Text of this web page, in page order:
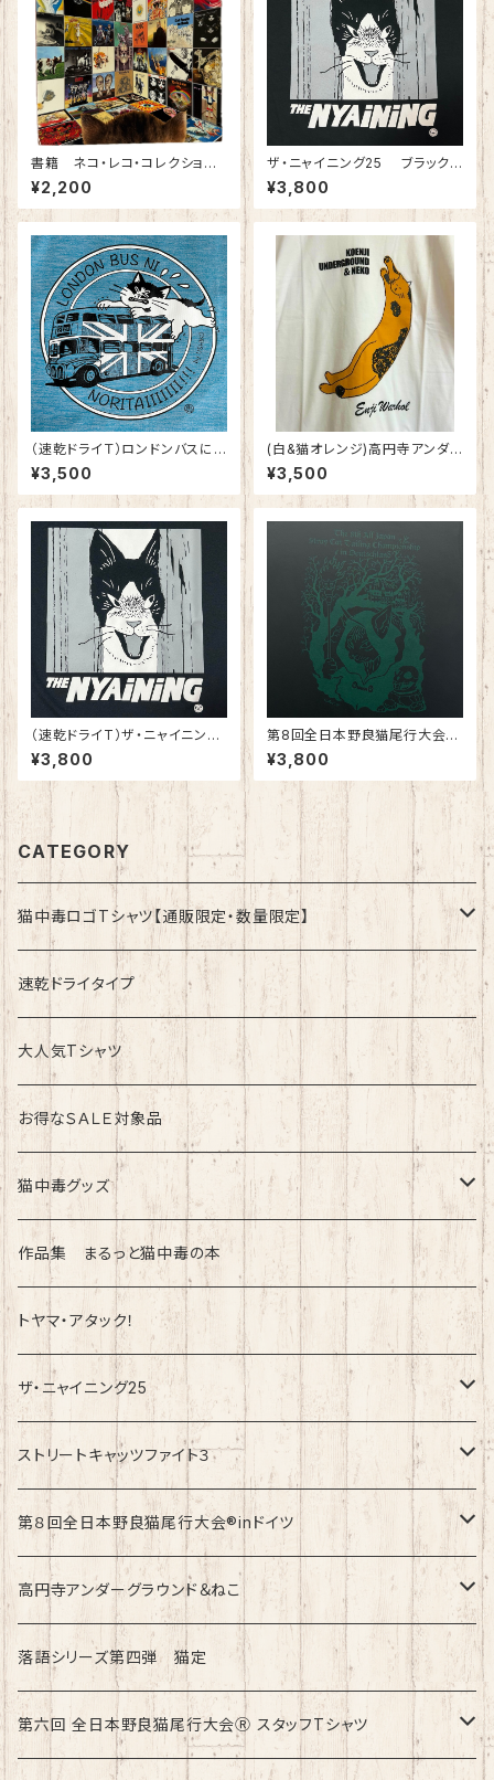
書籍 ネコ・レコ・コレクション
ーロック黄金時代に注ぐー イ
ラスト：おおやぎえいこ
¥2,200
ザ・ニャイニング25 ブラック
綿100%
¥3,800
（速乾ドライＴ）ロンドンバスに
乗りたい！ イケテナイ猫シリー
ズ ヘザーブルー
¥3,500
(白&猫オレンジ)高円寺アンダ
ーグラウンド＆ねこ 綿100%
¥3,500
（速乾ドライT）ザ・ニャイニング
25 ブラック
¥3,800
第8回全日本野良猫尾行大会®︎i
nドイツ Dark（ダーク） 綿10
0%
¥3,800
CATEGORY
猫中毒ロゴTシャツ【通販限定・数量限定】
速乾ドライタイプ
綿100%ノーマルタイプ
速乾ドライタイプ
大人気Tシャツ
お得なＳＡＬＥ対象品
猫中毒グッズ
ラバーバンド（ブレスレット・リストバンド）
作品集 まるっと猫中毒の本
トヤマ・アタック！
ザ・ニャイニング25
速乾ドライタイプ
綿100%ノーマルタイプ
ストリートキャッツファイト３
速乾ドライタイプ
綿100%ノーマルタイプ
第８回全日本野良猫尾行大会®︎inドイツ
第8回全日本野良猫尾行大会®︎inドイツ Light
第8回全日本野良猫尾行大会®︎inドイツ Dark
高円寺アンダーグラウンド＆ねこ
綿100%ノーマルタイプ
落語シリーズ第四弾 猫定
第六回 全日本野良猫尾行大会Ⓡ スタッフTシャツ